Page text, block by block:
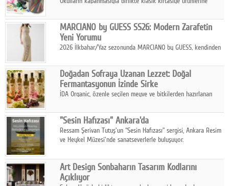
sanat ve eğitici aktivite ürünleriyle dinamik bir biçimde
geçiriyor.
MARCIANO by GUESS SS26: Modern Zarafetin
Yeni Yorumu
2026 İlkbahar/Yaz sezonunda MARCIANO by GUESS, kendinden
Doğadan Sofraya Uzanan Lezzet: Doğal
Fermantasyonun İzinde Sirke
İDA Organic, özenle seçilen meyve ve bitkilerden hazırlanan
sofralarına taşıyor.
"Sesin Hafızası" Ankara'da
Ressam Şerivan Tutuş'un “Sesin Hafızası” sergisi, Ankara Resim
ve Heykel Müzesi'nde sanatseverlerle buluşuyor.
Art Design Sonbaharın Tasarım Kodlarını
Açıklıyor